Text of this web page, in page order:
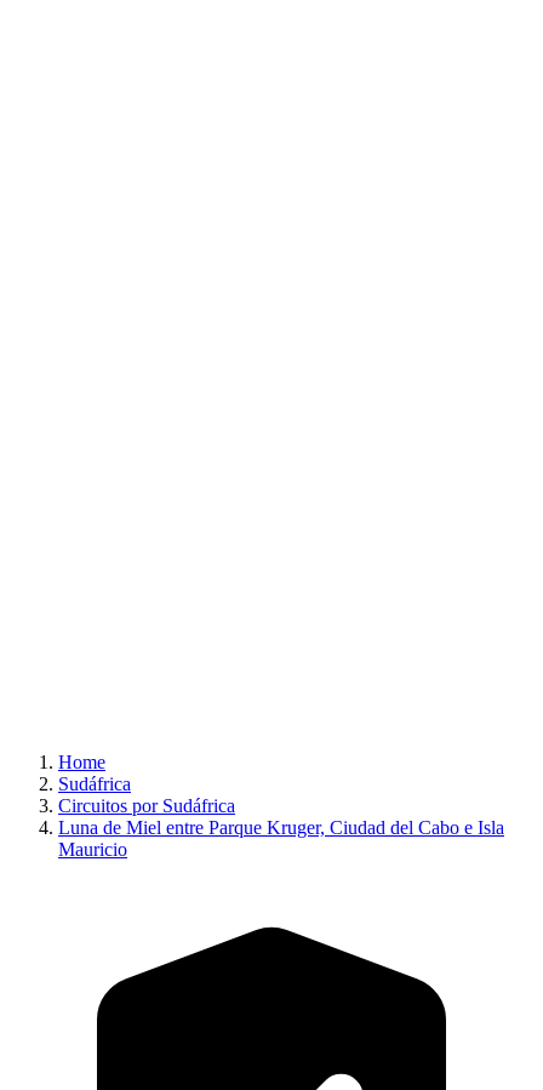
Home
Sudáfrica
Circuitos por Sudáfrica
Luna de Miel entre Parque Kruger, Ciudad del Cabo e Isla
Mauricio